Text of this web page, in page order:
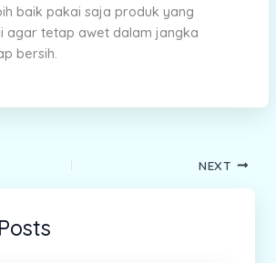
baik pakai saja produk yang
agar tetap awet dalam jangka
bersih.
NEXT